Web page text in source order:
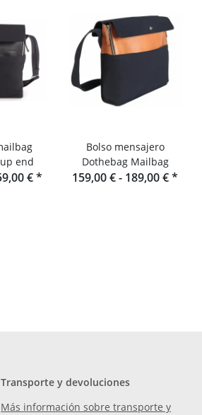
end
€*
Bolso mensajero
Dothebag Mailbag
159,00 € - 189,00 €*
Transporte y devoluciones
Más información sobre transporte y